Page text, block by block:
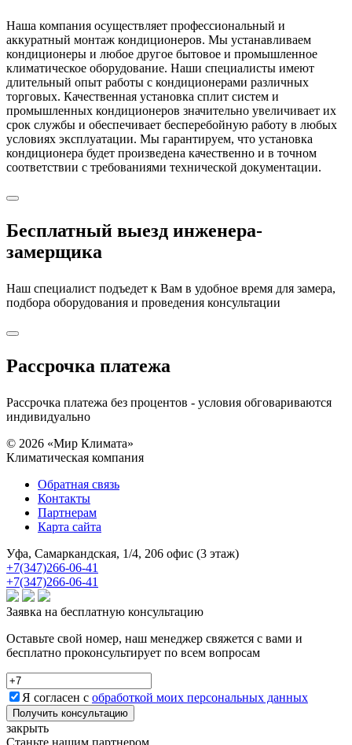
Наша компания осуществляет профессиональный и
аккуратный монтаж кондиционеров. Мы устанавливаем
кондиционеры и любое другое бытовое и промышленное
климатическое оборудование. Наши специалисты имеют
длительный опыт работы с кондиционерами различных
торговых. Качественная установка сплит систем и
промышленных кондиционеров значительно увеличивает их
срок службы и обеспечивает бесперебойную работу в любых
условиях эксплуатации. Мы гарантируем, что установка
кондиционера будет произведена качественно и в точном
соответствии с требованиями технической документации.
Бесплатный выезд инженера-
замерщика
Наш специалист подъедет к Вам в удобное время для замера,
подбора оборудования и проведения консультации
Рассрочка платежа
Рассрочка платежа без процентов - условия обговариваются
индивидуально
© 2026 «Мир Климата»
Климатическая компания
Обратная связь
Контакты
Партнерам
Карта сайта
Уфа, Самаркандская, 1/4, 206 офис (3 этаж)
+7(347)266-06-41
+7(347)266-06-41
Заявка на бесплатную консультацию
Оставьте свой номер, наш менеджер свяжется с вами и
бесплатно проконсультирует по всем вопросам
Я согласен с обработкой моих персональных данных
Получить консультацию
закрыть
Станьте нашим партнером